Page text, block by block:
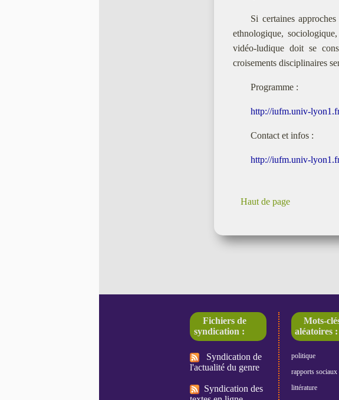
Si certaines
ethnologique,
vidéo-ludique doit se
croisements disciplinaires
Programme :
http://iufm.univ-
Contact et infos :
http://iufm.univ-
Haut de page
Fichiers de
syndication :
Syndication de
l'actualité du genre
Syndication des
Mots-
aléatoires :
politique
rapports sociaux
littérature